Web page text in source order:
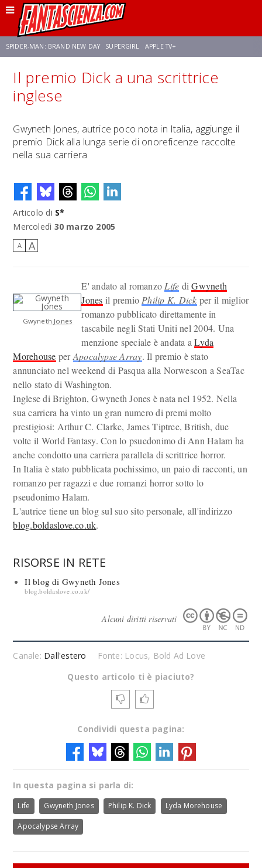
SPIDER-MAN: BRAND NEW DAY SUPERGIRL APPLE TV+
FRANCO RICCIARDIELLO ZENDAYA STAR TREK AVENGERS: DOOMSDAY
Il premio Dick a una scrittrice
inglese
Gwyneth Jones, autrice poco nota in Italia, aggiunge il
premio Dick alla lunga serie di onoreficenze raccolte
nella sua carriera
Articolo di S*
Mercoledì 30 marzo 2005
A A
Gwyneth Jones
E' andato al romanzo Life diGwyneth
Jones il premio Philip K. Dick per il miglior
romanzo pubblicato direttamente in
tascabile negli Stati Uniti nel 2004. Una
menzione speciale è andata aLyda
Morehouse perApocalypse Array. Il premio è stato
annunciato nel weekend di Pasqua alla Norwescon a SeaTac
nello stato di Washington.
Inglese di Brighton, Gwyneth Jones è nata nel 1952. Nella
sua carriera ha vinto un gran numero di premi molto
prestigiosi: Arthur C. Clarke, James Tiptree, British, due
volte il World Fantasy. Con lo psuedonimo di Ann Halam ha
anche condotto una carriera parallela di scrittrice horror.
In Italia è stato pubblicata pochissimo, un paio di racconti, un
romanzo per ragazzi e due romanzi horror sotto lo
pseudonimo Halam.
L'autrice tiene un blog sul suo sito personale, all'indirizzo
blog.boldaslove.co.uk.
RISORSE IN RETE
Il blog di Gwyneth Jones
blog.boldaslove.co.uk/
Alcuni diritti riservati
Canale: Dall'estero
Fonte: Locus, Bold Ad Love
Questo articolo ti è piaciuto?
Condividi questa pagina:
In questa pagina si parla di:
Life Gwyneth Jones Philip K. Dick Lyda Morehouse
Apocalypse Array